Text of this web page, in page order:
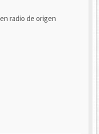
radio de origen